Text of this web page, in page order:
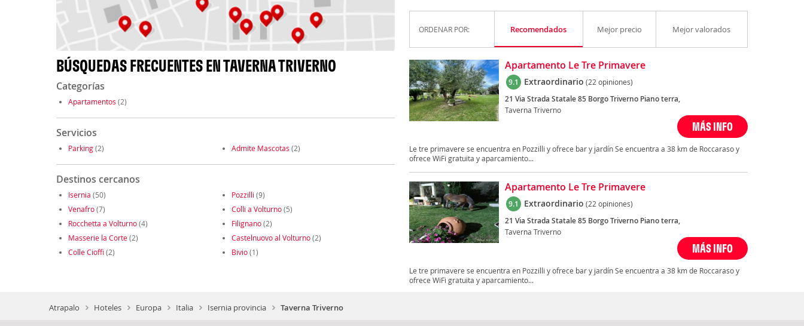
BÚSQUEDAS FRECUENTES EN TAVERNA TRIVERNO
Categorías
Apartamentos (2)
Servicios
Parking(2) Admite Mascotas (2)
Destinos cercanos
Isernia (50) Pozzilli (9)
Venafro(7) Colli a Volturno(5)
Rocchetta a Volturno(4) Filignano(2)
Masserie la Corte(2) Castelnuovo al Volturno(2)
Colle Cioffi(2) Bivio(1)
ORDENAR POR: Recomendados Mejor precio Mejor valorados
Apartamento Le Tre Primavere
9.1 Extraordinario (22 opiniones)
21 Via Strada Statale 85 Borgo Triverno Piano terra,
Taverna Triverno
MÁS INFO
Le tre primavere se encuentra en Pozzilli y ofrece bar y jardín Se encuentra a 38 km de Roccaraso y
ofrece WiFi gratuita y aparcamiento...
Apartamento Le Tre Primavere
9.1 Extraordinario (22 opiniones)
21 Via Strada Statale 85 Borgo Triverno Piano terra,
Taverna Triverno
MÁS INFO
Le tre primavere se encuentra en Pozzilli y ofrece bar y jardín Se encuentra a 38 km de Roccaraso y
ofrece WiFi gratuita y aparcamiento...
Atrapalo Hoteles Europa Italia Isernia provincia Taverna Triverno